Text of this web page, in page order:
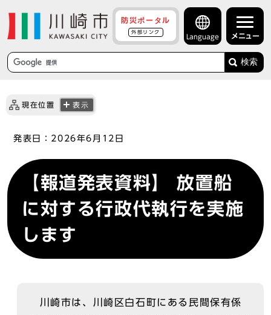
防災ポータル
外部リンク
Language メニュー
検索
現在位置 表示
発表日： 2026年6月12日
【報道発表資料】 放置船
に対する行政代執行を実施
します
川崎市は、川崎区白石町にある民間保有係